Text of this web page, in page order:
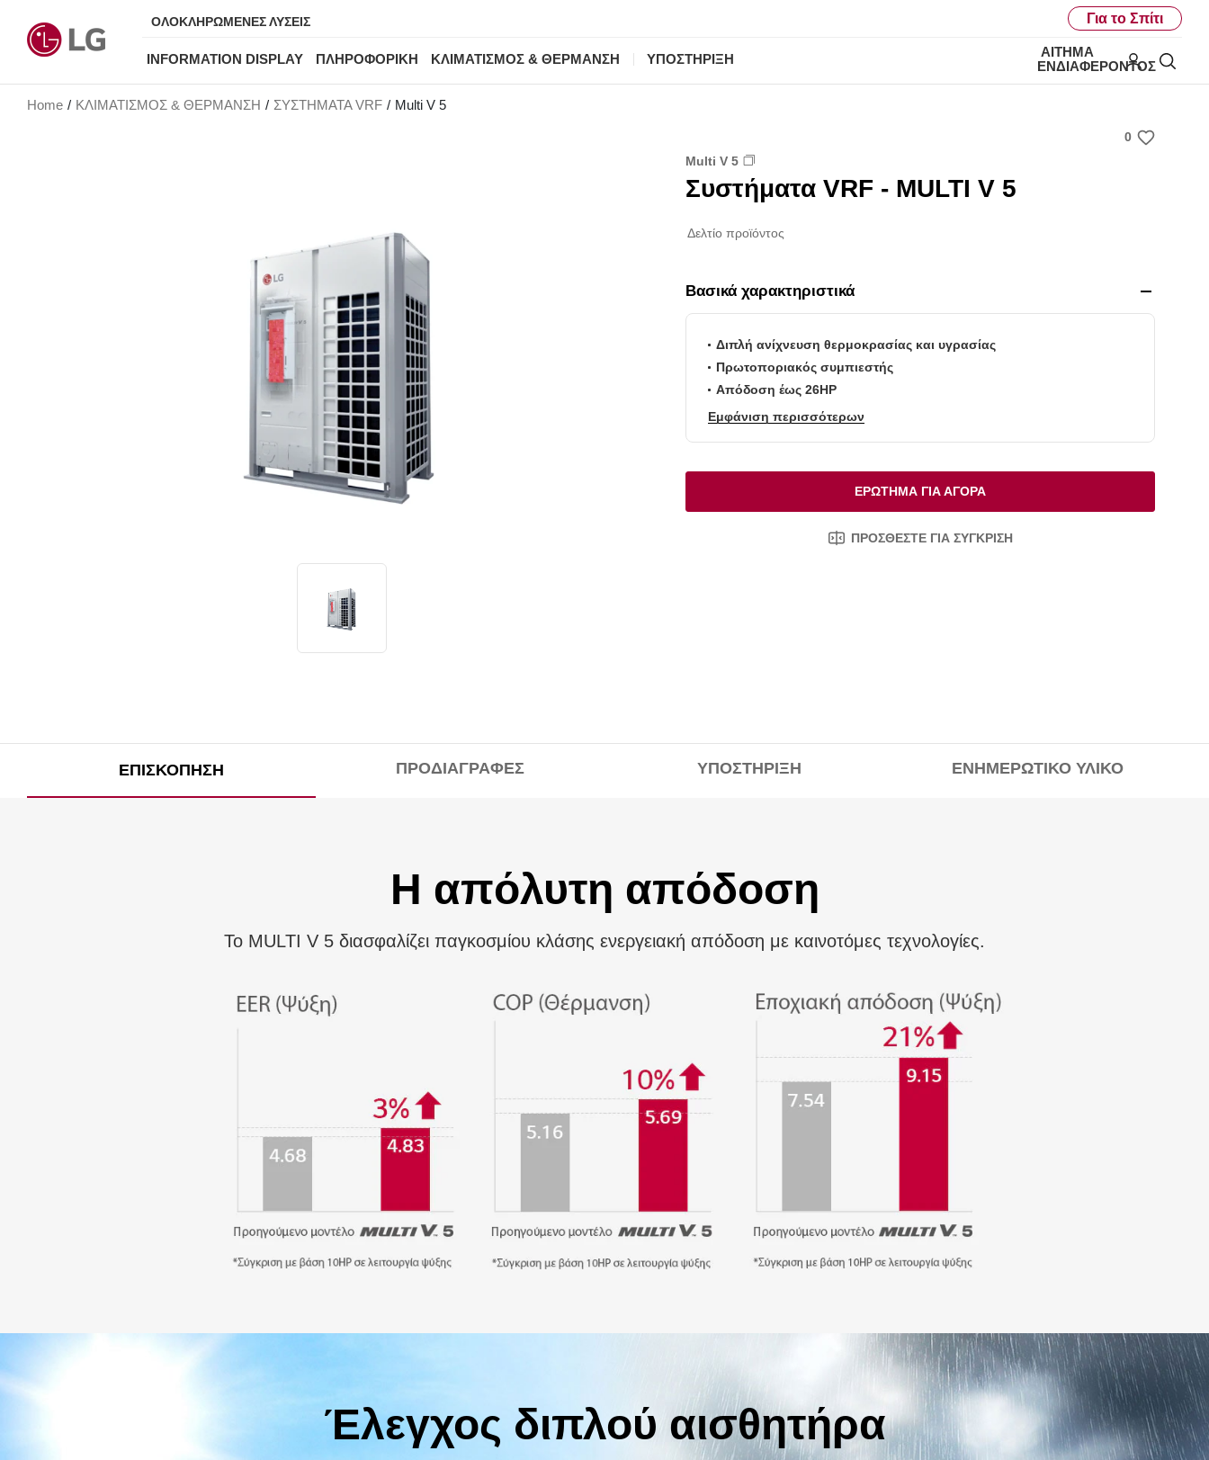
ΟΛΟΚΛΗΡΩΜΕΝΕΣ ΛΥΣΕΙΣ Για το Σπίτι
INFORMATION DISPLAY ΠΛΗΡΟΦΟΡΙΚΗ ΚΛΙΜΑΤΙΣΜΟΣ & ΘΕΡΜΑΝΣΗ ΥΠΟΣΤΗΡΙΞΗ
ΑΊΤΗΜΑ
ΕΝΔΙΑΦΈΡΟΝΤΟΣMy LG
Home ΚΛΙΜΑΤΙΣΜΟΣ & ΘΕΡΜΑΝΣΗ ΣΥΣΤΗΜΑΤΑ VRF Multi V 5
0
w
Multi V 5
Συστήματα VRF - MULTI V 5
Δελτίο προϊόντος
Βασικά χαρακτηριστικά
Διπλή ανίχνευση θερμοκρασίας και υγρασίας
Πρωτοποριακός συμπιεστής
Απόδοση έως 26HP
Εμφάνιση περισσότερων
ΕΡΏΤΗΜΑ ΓΙΑ ΑΓΟΡΆ
ΠΡΟΣΘΈΣΤΕ ΓΙΑ ΣΎΓΚΡΙΣΗ
ΕΠΙΣΚΌΠΗΣΗ ΠΡΟΔΙΑΓΡΑΦΈΣ ΥΠΟΣΤΉΡΙΞΗ ΕΝΗΜΕΡΩΤΙΚΌ ΥΛΙΚΌ
Η απόλυτη απόδοση
Το MULTI V 5 διασφαλίζει παγκοσμίου κλάσης ενεργειακή απόδοση με καινοτόμες τεχνολογίες.
Έλεγχος διπλού αισθητήρα